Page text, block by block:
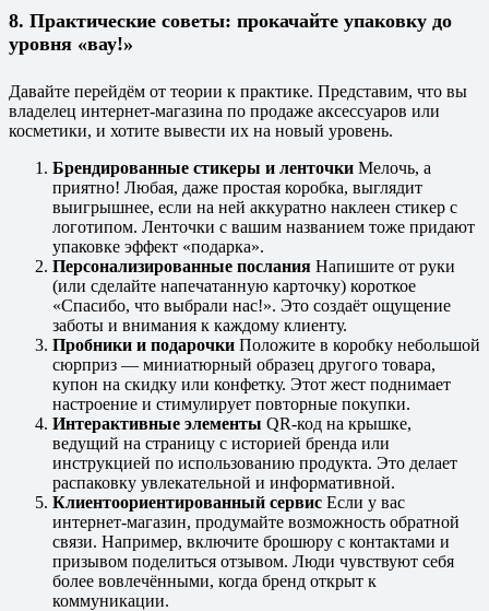
8. Практические советы: прокачайте упаковку до
уровня «вау!»
Давайте перейдём от теории к практике. Представим, что вы
владелец интернет-магазина по продаже аксессуаров или
косметики, и хотите вывести их на новый уровень.
Брендированные стикеры и ленточки Мелочь, а
приятно! Любая, даже простая коробка, выглядит
выигрышнее, если на ней аккуратно наклеен стикер с
логотипом. Ленточки с вашим названием тоже придают
упаковке эффект «подарка».
Персонализированные послания Напишите от руки
(или сделайте напечатанную карточку) короткое
«Спасибо, что выбрали нас!». Это создаёт ощущение
заботы и внимания к каждому клиенту.
Пробники и подарочки Положите в коробку небольшой
сюрприз — миниатюрный образец другого товара,
купон на скидку или конфетку. Этот жест поднимает
настроение и стимулирует повторные покупки.
Интерактивные элементы QR-код на крышке,
ведущий на страницу с историей бренда или
инструкцией по использованию продукта. Это делает
распаковку увлекательной и информативной.
Клиентоориентированный сервис Если у вас
интернет-магазин, продумайте возможность обратной
связи. Например, включите брошюру с контактами и
призывом поделиться отзывом. Люди чувствуют себя
более вовлечёнными, когда бренд открыт к
коммуникации.